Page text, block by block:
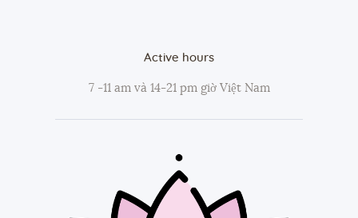
Active hours
7 -11 am và 14-21 pm giờ Việt Nam